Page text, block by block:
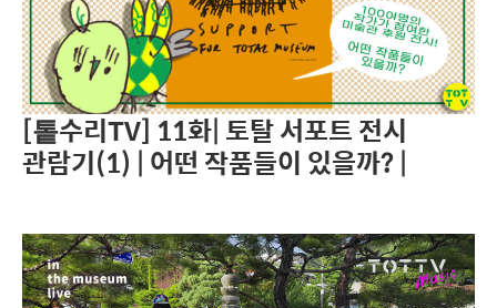
[톹수리TV] 11화| 토탈 서포트 전시
관람기(1) | 어떤 작품들이 있을까? |